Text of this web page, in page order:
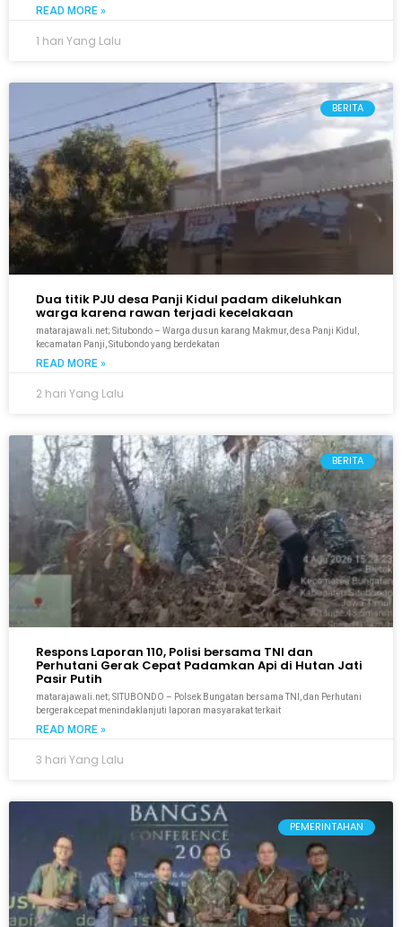
READ MORE »
1 hari Yang Lalu
BERITA
Dua titik PJU desa Panji Kidul padam dikeluhkan
warga karena rawan terjadi kecelakaan
matarajawali.net; Situbondo – Warga dusun karang Makmur, desa Panji Kidul,
kecamatan Panji, Situbondo yang berdekatan
READ MORE »
2 hari Yang Lalu
BERITA
Respons Laporan 110, Polisi bersama TNI dan
Perhutani Gerak Cepat Padamkan Api di Hutan Jati
Pasir Putih
matarajawali.net; SITUBONDO – Polsek Bungatan bersama TNI, dan Perhutani
bergerak cepat menindaklanjuti laporan masyarakat terkait
READ MORE »
3 hari Yang Lalu
PEMERINTAHAN